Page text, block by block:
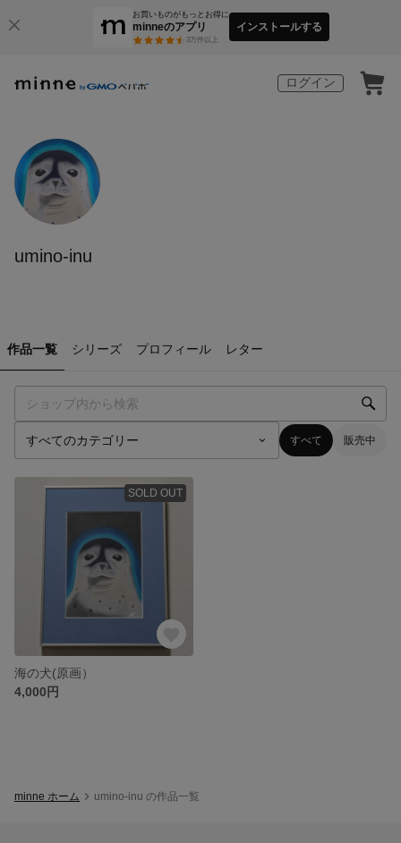
お買いものがもっとお得に
minneのアプリ
3万件以上
インストールする
ログイン
umino-inu
作品一覧 シリーズ プロフィール レター
すべて 販売中
SOLD OUT
海の犬(原画）
4,000円
minne ホーム umino-inu の作品一覧